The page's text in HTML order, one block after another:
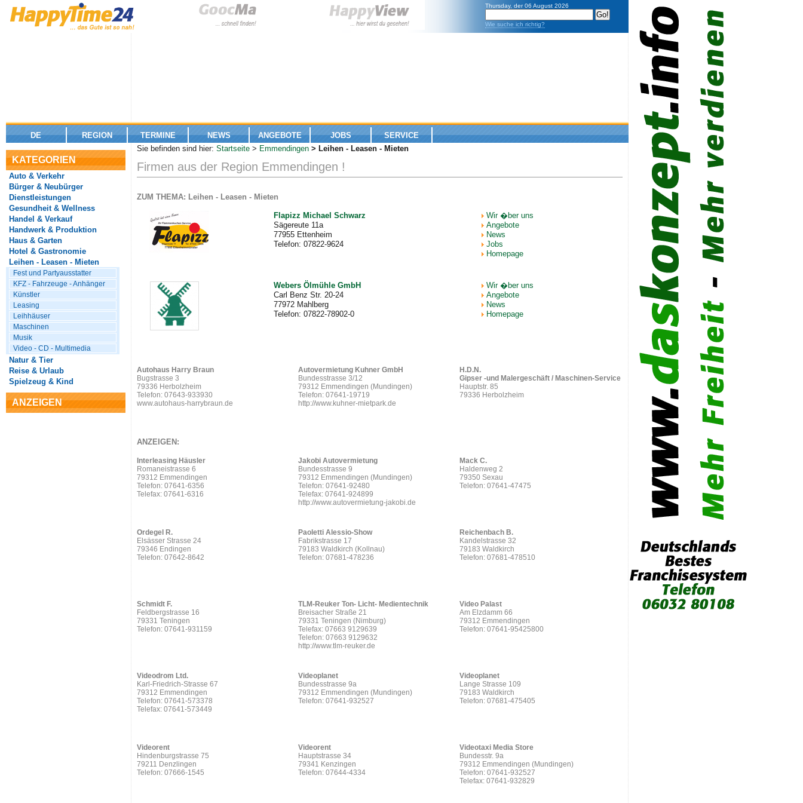
Thursday, der 06 August 2026
Wie suche ich richtig?
DE REGION TERMINE NEWS ANGEBOTE JOBS SERVICE
KATEGORIEN
Auto & Verkehr
Bürger & Neubürger
Dienstleistungen
Gesundheit & Wellness
Handel & Verkauf
Handwerk & Produktion
Haus & Garten
Hotel & Gastronomie
Leihen - Leasen - Mieten
Fest und Partyausstatter
KFZ - Fahrzeuge - Anhänger
Künstler
Leasing
Leihhäuser
Maschinen
Musik
Video - CD - Multimedia
Natur & Tier
Reise & Urlaub
Spielzeug & Kind
ANZEIGEN
Sie befinden sind hier: Startseite > Emmendingen > Leihen - Leasen - Mieten
Firmen aus der Region Emmendingen !
ZUM THEMA: Leihen - Leasen - Mieten
Flapizz Michael Schwarz
Sägereute 11a
77955 Ettenheim
Telefon: 07822-9624
Wir �ber uns
Angebote
News
Jobs
Homepage
Webers Ölmühle GmbH
Carl Benz Str. 20-24
77972 Mahlberg
Telefon: 07822-78902-0
Wir �ber uns
Angebote
News
Homepage
Autohaus Harry Braun
Bugstrasse 3
79336 Herbolzheim
Telefon: 07643-933930
www.autohaus-harrybraun.de
Autovermietung Kuhner GmbH
Bundesstrasse 3/12
79312 Emmendingen (Mundingen)
Telefon: 07641-19719
http://www.kuhner-mietpark.de
H.D.N.
Gipser -und Malergeschäft / Maschinen-Service
Hauptstr. 85
79336 Herbolzheim
ANZEIGEN:
Interleasing Häusler
Romaneistrasse 6
79312 Emmendingen
Telefon: 07641-6356
Telefax: 07641-6316
Jakobi Autovermietung
Bundesstrasse 9
79312 Emmendingen (Mundingen)
Telefon: 07641-92480
Telefax: 07641-924899
http://www.autovermietung-jakobi.de
Mack C.
Haldenweg 2
79350 Sexau
Telefon: 07641-47475
Ordegel R.
Elsässer Strasse 24
79346 Endingen
Telefon: 07642-8642
Paoletti Alessio-Show
Fabrikstrasse 17
79183 Waldkirch (Kollnau)
Telefon: 07681-478236
Reichenbach B.
Kandelstrasse 32
79183 Waldkirch
Telefon: 07681-478510
Schmidt F.
Feldbergstrasse 16
79331 Teningen
Telefon: 07641-931159
TLM-Reuker Ton- Licht- Medientechnik
Breisacher Straße 21
79331 Teningen (Nimburg)
Telefax: 07663 9129639
Telefon: 07663 9129632
http://www.tlm-reuker.de
Video Palast
Am Elzdamm 66
79312 Emmendingen
Telefon: 07641-95425800
Videodrom Ltd.
Karl-Friedrich-Strasse 67
79312 Emmendingen
Telefon: 07641-573378
Telefax: 07641-573449
Videoplanet
Bundesstrasse 9a
79312 Emmendingen (Mundingen)
Telefon: 07641-932527
Videoplanet
Lange Strasse 109
79183 Waldkirch
Telefon: 07681-475405
Videorent
Hindenburgstrasse 75
79211 Denzlingen
Telefon: 07666-1545
Videorent
Hauptstrasse 34
79341 Kenzingen
Telefon: 07644-4334
Videotaxi Media Store
Bundesstr. 9a
79312 Emmendingen (Mundingen)
Telefon: 07641-932527
Telefax: 07641-932829